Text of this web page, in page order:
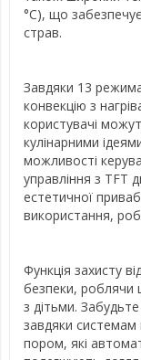
°C), що забезпечує
страв.
Завдяки 13
конвекцію з
користувачі
кулінарними
можливості
управління з TFT
естетичної
використання,
Функція захисту
безпеки, роблячи
з дітьми.
завдяки
пором, які